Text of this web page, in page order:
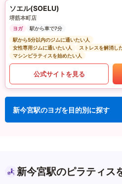
ソエル(SOELU)
堺筋本町店
ヨガ
駅から車で7分
駅から5分以内のジムに通いたい人
女性専用ジムに通いたい人
ストレスを解消し
マシンピラティスを始めたい人
公式サイトを見る
新今宮駅のヨガを目的別に探す
新今宮駅のピラティス